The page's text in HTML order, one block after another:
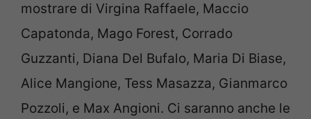
mostrare di Virgina Raffaele, Maccio
Capatonda, Mago Forest, Corrado
Guzzanti, Diana Del Bufalo, Maria Di Biase,
Alice Mangione, Tess Masazza, Gianmarco
Pozzoli, e Max Angioni. Ci saranno anche le